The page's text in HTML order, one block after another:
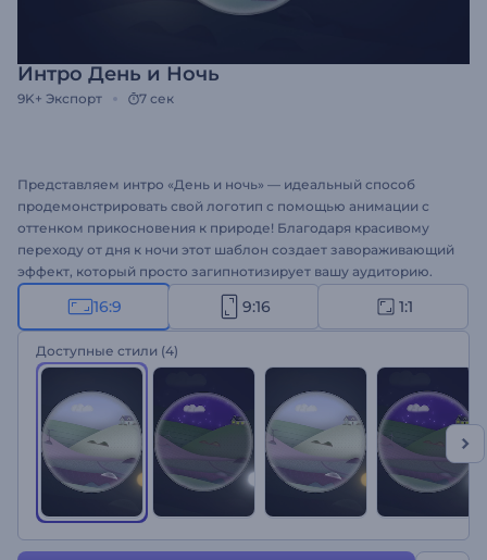
Интро День и Ночь
9K+ Экспорт 7 сек
Представляем интро «День и ночь» — идеальный способ
продемонстрировать свой логотип с помощью анимации с
оттенком прикосновения к природе! Благодаря красивому
переходу от дня к ночи этот шаблон создает завораживающий
эффект, который просто загипнотизирует вашу аудиторию.
Всего лишь введите свой слоган, добавьте свой логотип и
наблюдайте, как он оживает с естественными эффектами и
переходами. Идеально подходит для продвижения каналов с
тематикой дикой природы, телевизионных рекламных
другого. Попробуйте сегодня и поднимите свой логотип на
новый уровень!
16:9 9:16 1:1
Доступные стили (4)